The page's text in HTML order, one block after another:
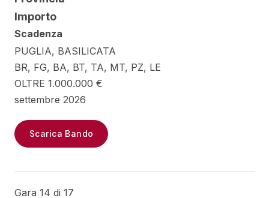
Importo
Scadenza
PUGLIA, BASILICATA
BR, FG, BA, BT, TA, MT, PZ, LE
OLTRE 1.000.000 €
settembre 2026
Scarica Bando
Gara 14 di 17